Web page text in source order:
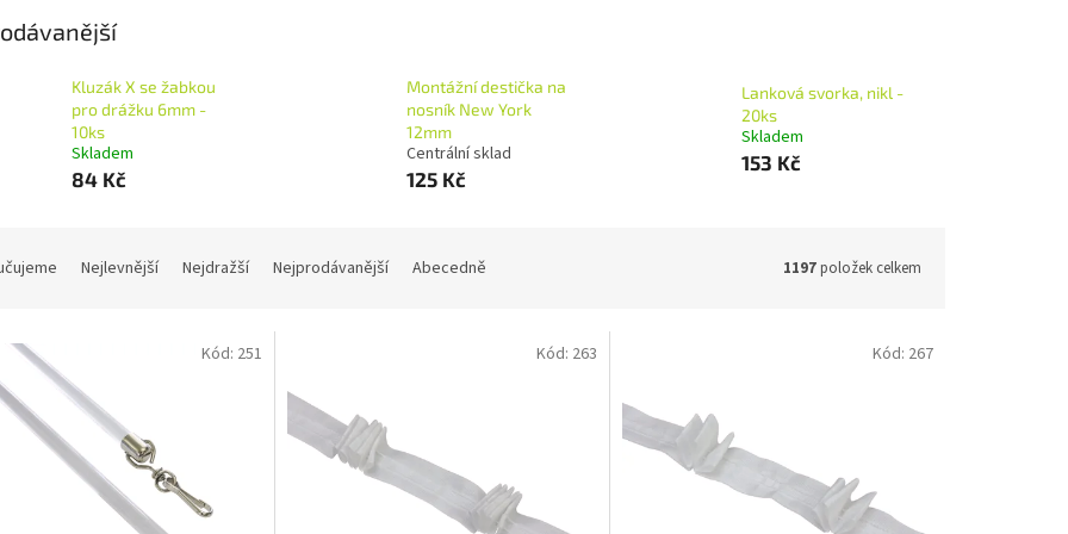
Kluzák X se žabkou
pro drážku 6mm -
10ks
Skladem
84 Kč
Montážní destička na
nosník New York
12mm
Centrální sklad
125 Kč
Lanková svorka, nikl -
20ks
Skladem
153 Kč
Nejlevnější Nejdražší Nejprodávanější Abecedně 1197položek celkem
Kód: 251 Kód: 263 Kód: 267